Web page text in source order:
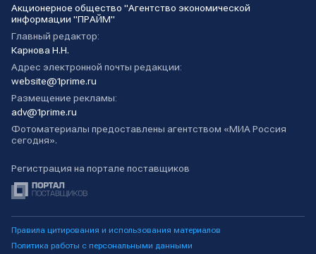
Акционерное общество "Агентство экономической
информации "ПРАЙМ"
Главный редактор:
Карнова Н.Н.
Адрес электронной почты редакции:
website@1prime.ru
Размещение рекламы:
adv@1prime.ru
Фотоматериалы предоставлены агентством «МИА Россия
сегодня».
Регистрация на портале поставщиков
Правила цитирования и использования материалов
Политика работы с персональными данными